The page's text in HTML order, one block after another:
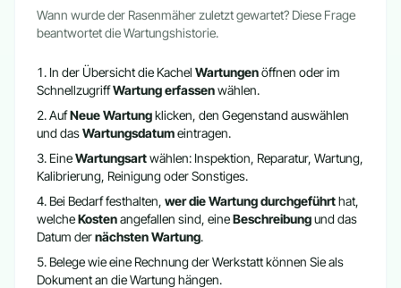
Wann wurde der Rasenmäher zuletzt gewartet? Diese Frage
beantwortet die Wartungshistorie.
In der Übersicht die Kachel Wartungenöffnen oder im
SchnellzugriffWartung erfassenwählen.
AufNeue Wartungklicken, den Gegenstand auswählen
und dasWartungsdatumeintragen.
EineWartungsartwählen: Inspektion, Reparatur, Wartung,
Kalibrierung, Reinigung oder Sonstiges.
Bei Bedarf festhalten, wer die Wartung durchgeführthat,
welcheKostenangefallen sind, eineBeschreibungund das
Datum dernächsten Wartung.
Belege wie eine Rechnung der Werkstatt können Sie als
Dokument an die Wartung hängen.